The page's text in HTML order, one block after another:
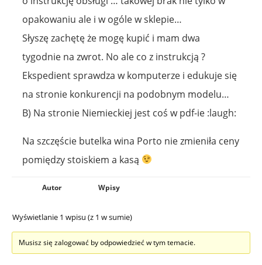
opakowaniu ale i w ogóle w sklepie…
Słyszę zachętę że mogę kupić i mam dwa
tygodnie na zwrot. No ale co z instrukcją ?
Ekspedient sprawdza w komputerze i edukuje się
na stronie konkurencji na podobnym modelu…
B) Na stronie Niemieckiej jest coś w pdf-ie :laugh:
Na szczęście butelka wina Porto nie zmieniła ceny
pomiędzy stoiskiem a kasą
Autor Wpisy
Wyświetlanie 1 wpisu (z 1 w sumie)
Musisz się zalogować by odpowiedzieć w tym temacie.